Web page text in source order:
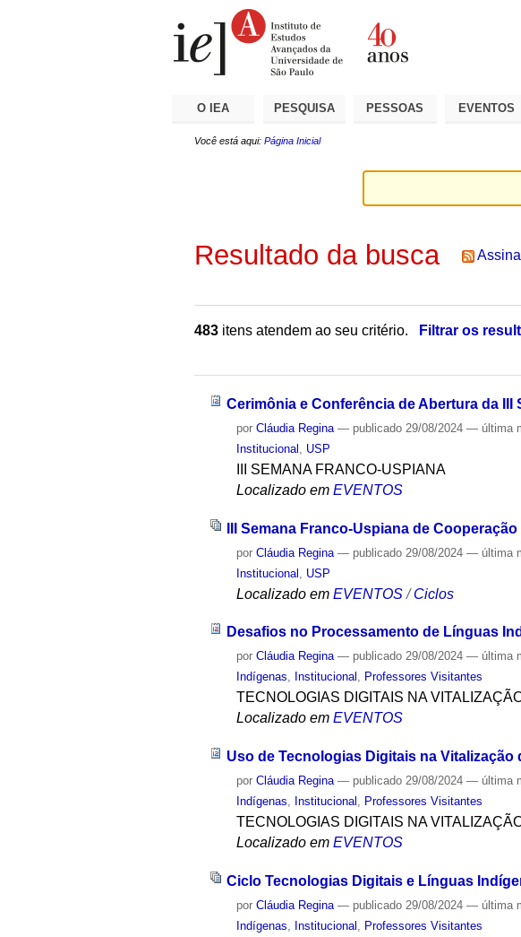
O IEA PESQUISA PESSOAS EVENTOS
Você está aqui: Página Inicial
Resultado da busca
483 itens atendem ao seu critério.
Filtrar os
Cerimônia e Conferência de Abertura da
porCláudia Regina — publicado 29/08/2024— última
Institucional
USP
III SEMANA FRANCO-USPIANA
Localizado em EVENTOS
III Semana Franco-Uspiana de
porCláudia Regina — publicado 29/08/2024— última
Institucional
USP
Localizado em EVENTOS /Ciclos
Desafios no Processamento de Línguas
porCláudia Regina — publicado 29/08/2024— última
Indígenas, Institucional , Professores Visitantes
TECNOLOGIAS DIGITAIS NA
Localizado em EVENTOS
Uso de Tecnologias Digitais na
porCláudia Regina — publicado 29/08/2024— última
Indígenas, Institucional , Professores Visitantes
TECNOLOGIAS DIGITAIS NA
Localizado em EVENTOS
Ciclo Tecnologias Digitais e Línguas
porCláudia Regina — publicado 29/08/2024— última
Indígenas
Institucional Professores Visitantes